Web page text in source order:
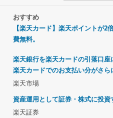
おすすめ
【楽天カード】楽天ポイントが
費無料。
楽天銀行を楽天カードの引落口
楽天カードでのお支払い分がさら
楽天市場
資産運用として証券・株式に投資
楽天証券